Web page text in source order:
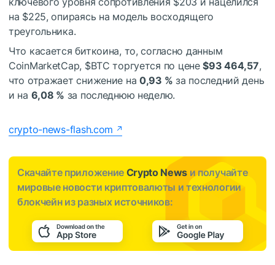
на $225, опираясь на модель восходящего
треугольника.
Что касается биткоина, то, согласно данным
CoinMarketCap, $BTC торгуется по цене$93 464,57,
что отражает снижение на 0,93 % за последний день
и на 6,08 % за последнюю неделю.
crypto-news-flash.com
Скачайте приложение Crypto News и получайте
мировые новости криптовалюты и технологии
блокчейн из разных источников: